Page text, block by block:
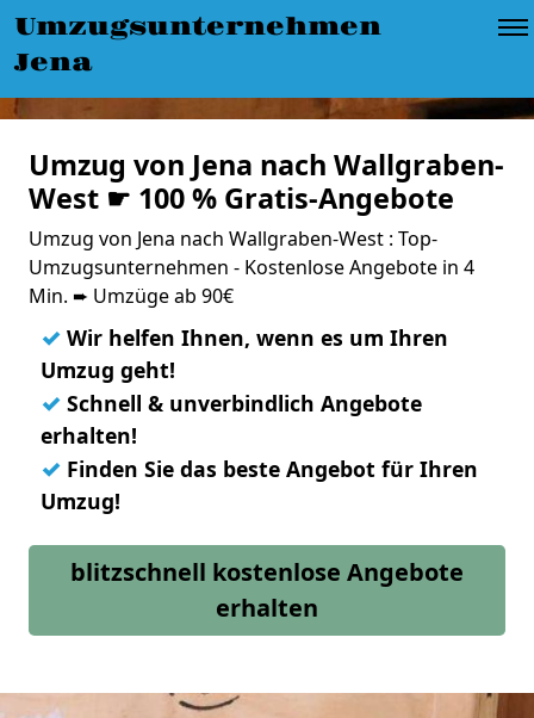
Umzugsunternehmen
Jena
Umzug von Jena nach Wallgraben-
West ☛ 100 % Gratis-Angebote
Umzug von Jena nach Wallgraben-West : Top-
Umzugsunternehmen - Kostenlose Angebote in 4
Min. ➨ Umzüge ab 90€
✓ Wir helfen Ihnen, wenn es um Ihren
Umzug geht!
✓ Schnell & unverbindlich Angebote
erhalten!
✓ Finden Sie das beste Angebot für Ihren
Umzug!
blitzschnell kostenlose Angebote
erhalten